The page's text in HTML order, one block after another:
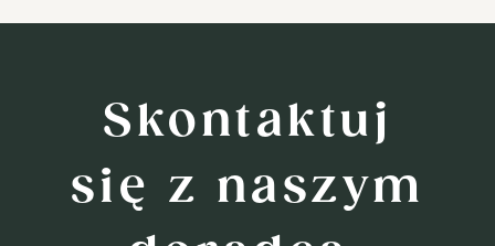
Skontaktuj
się z naszym